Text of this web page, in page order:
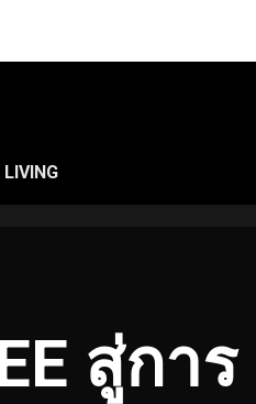
LIVING
สู่การ